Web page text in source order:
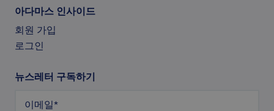
아다마스 인사이드
회원 가입
로그인
뉴스레터 구독하기
이메일*
이메일로 보고서를 받으시려면 아래 양식을 작성해
주세요.
성 (필수)
이메일로 보고서를 받으시려면 아래 양식을 작성해
주세요.
성 (필수)
이메일로 보고서를 받으시려면 아래 양식을 작성해
주세요.
성 (필수)
이메일로 보고서를 받으시려면 아래 양식을 작성해
주세요.
성 (필수)
이름
광석에서 자석으로: 심층 분석
무료 보고서
EU의 CRMA에 대한 비판적 검토